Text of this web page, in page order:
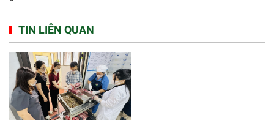
TIN LIÊN QUAN